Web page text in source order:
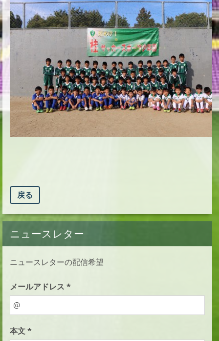
戻る
ニュースレター
ニュースレターの配信希望
メールアドレス *
本文 *